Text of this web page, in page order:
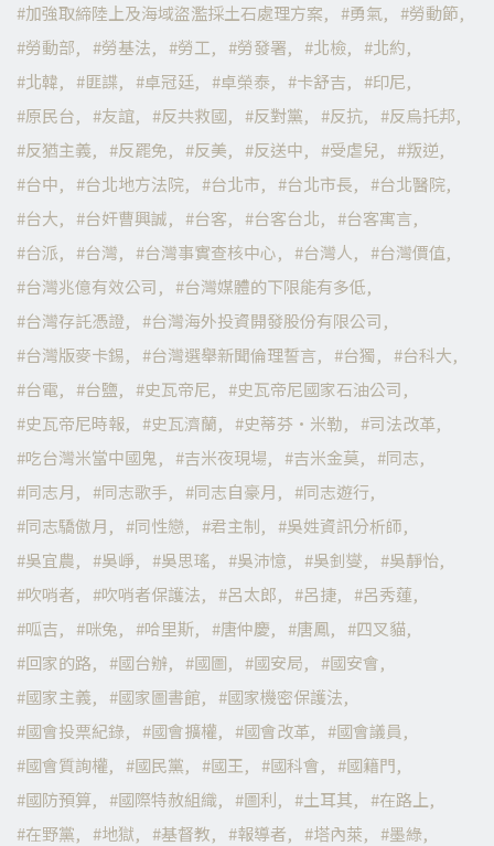
加強取締陸上及海域盜濫採土石處理方案
勇氣
勞動節
勞動部
勞基法 勞工 勞發署 北檢
北約
北韓
匪諜 卓冠廷 卓榮泰 卡舒吉
印尼
原民台
友誼 反共救國 反對黨 反抗
反烏托邦
反猶主義
反罷免 反美 反送中 受虐兒
叛逆
台中
台北地方法院 台北市 台北市長
台北醫院
台大
台奸曹興誠 台客 台客台北
台客寓言
台派
台灣 台灣事實查核中心 台灣人
台灣價值
台灣兆億有效公司
台灣媒體的下限能有多低
台灣存託憑證
台灣海外投資開發股份有限公司
台灣版麥卡錫
台灣選舉新聞倫理誓言 台獨
台科大
台電
台鹽 史瓦帝尼
史瓦帝尼國家石油公司
史瓦帝尼時報
史瓦濟蘭 史蒂芬·米勒
司法改革
吃台灣米當中國鬼
吉米夜現場 吉米金莫
同志
同志月
同志歌手 同志自豪月
同志遊行
同志驕傲月
同性戀 君主制
吳姓資訊分析師
吳宜農
吳崢 吳思瑤 吳沛憶 吳釗燮
吳靜怡
吹哨者
吹哨者保護法 呂太郎 呂捷
呂秀蓮
呱吉
咪兔 哈里斯 唐仲慶 唐鳳
四叉貓
回家的路
國台辦 國圖 國安局
國安會
國家主義
國家圖書館
國家機密保護法
國會投票紀錄
國會擴權 國會改革
國會議員
國會質詢權
國民黨 國王 國科會
國籍門
國防預算
國際特赦組織 圖利 土耳其
在路上
在野黨
地獄 基督教 報導者 塔內萊
墨綠